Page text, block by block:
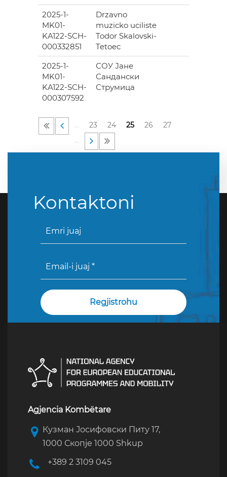
2025-1-
MK01-
KA122-SCH-
000332851
Drzavno
muzicko uciliste
Todor Skalovski-
Tetoec
2025-1-
MK01-
KA122-SCH-
000307592
СОУ Јане
Сандански
Струмица
… 23 24 25 26
27
…
Kontaktoni
Agjencia Kombëtare
Кузман Јосифовски Питу 17,
1000 Скопје 1000 Shkup
+389 2 3109 045